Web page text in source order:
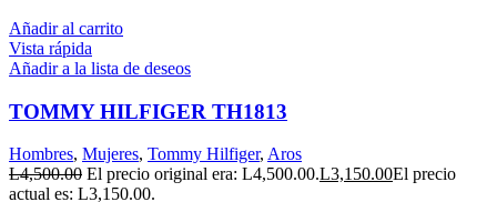
Añadir al carrito
Vista rápida
Añadir a la lista de deseos
TOMMY HILFIGER TH1813
Hombres, Mujeres, Tommy Hilfiger, Aros
L4,500.00 El precio original era: L4,500.00.L3,150.00El precio
actual es: L3,150.00.